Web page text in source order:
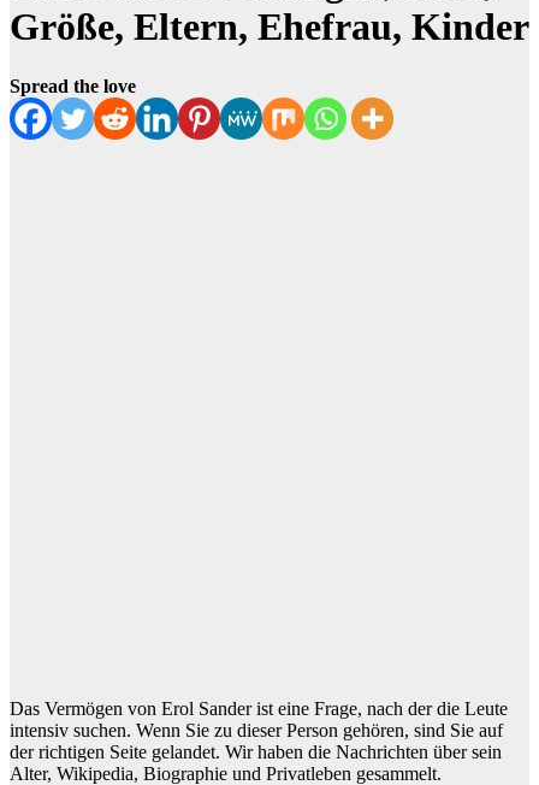
Größe, Eltern, Ehefrau, Kinder
Spread the love
Das Vermögen von Erol Sander ist eine Frage, nach der die Leute
intensiv suchen. Wenn Sie zu dieser Person gehören, sind Sie auf
der richtigen Seite gelandet. Wir haben die Nachrichten über sein
Alter, Wikipedia, Biographie und Privatleben gesammelt.